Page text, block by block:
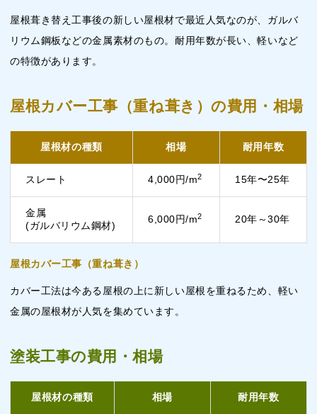
屋根葺き替え工事後の新しい屋根材で最近人気なのが、ガルバ
リウム鋼板などの金属素材のもの。耐用年数が長い、軽いなど
の特徴があります。
屋根カバー工事（重ね葺き）の費用・相場
屋根材の種類 相場 耐用年数
スレート 4,000円/m2 15年〜25年
金属
(ガルバリウム鋼材)
6,000円/m2 20年～30年
屋根カバー工事（重ね葺き）
カバー工法は今ある屋根の上に新しい屋根を重ねるため、軽い
金属の屋根材が人気を集めています。
塗装工事の費用・相場
屋根材の種類 相場 耐用年数